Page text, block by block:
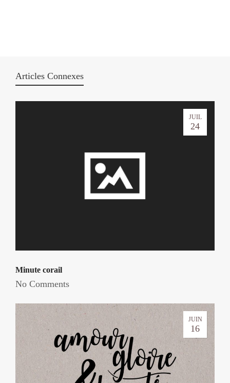
Articles Connexes
JUIL
24
Minute corail
No Comments
JUIN
16